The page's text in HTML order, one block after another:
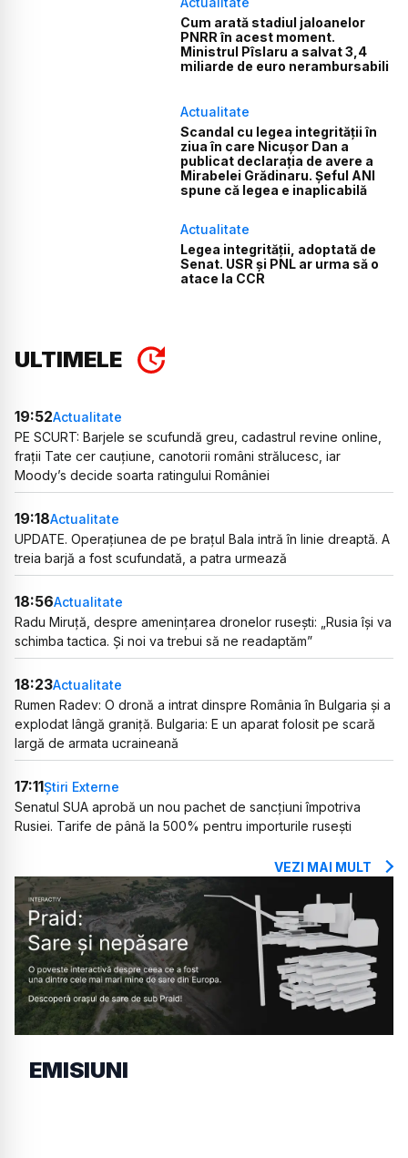
Cum arată stadiul jaloanelor
PNRR în acest moment.
Ministrul Pîslaru a salvat 3,4
miliarde de euro nerambursabili
Actualitate
Scandal cu legea integrității în
ziua în care Nicușor Dan a
publicat declarația de avere a
Mirabelei Grădinaru. Șeful ANI
spune că legea e inaplicabilă
Actualitate
Legea integrității, adoptată de
Senat. USR și PNL ar urma să o
atace la CCR
ULTIMELE
19:52Actualitate
PE SCURT: Barjele se scufundă greu, cadastrul revine online,
frații Tate cer cauțiune, canotorii români strălucesc, iar
Moody’s decide soarta ratingului României
19:18Actualitate
UPDATE. Operațiunea de pe brațul Bala intră în linie dreaptă. A
treia barjă a fost scufundată, a patra urmează
18:56Actualitate
Radu Miruță, despre amenințarea dronelor rusești: „Rusia își va
schimba tactica. Și noi va trebui să ne readaptăm”
18:23Actualitate
Rumen Radev: O dronă a intrat dinspre România în Bulgaria și a
explodat lângă graniță. Bulgaria: E un aparat folosit pe scară
largă de armata ucraineană
17:11Știri Externe
Senatul SUA aprobă un nou pachet de sancțiuni împotriva
Rusiei. Tarife de până la 500% pentru importurile rusești
VEZI MAI MULT
EMISIUNI